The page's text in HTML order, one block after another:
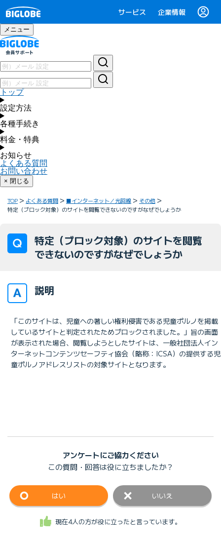
サービス 企業情報
メニュー
トップ
設定方法
各種手続き
料金・特典
お知らせ
よくある質問
お問い合わせ
× 閉じる
TOP よくある質問 ■インターネット／光回線
その他
特定（ブロック対象）のサイトを閲覧できないのですがなぜでしょうか
特定（ブロック対象）のサイトを閲覧
できないのですがなぜでしょうか
説明
「このサイトは、児童への著しい権利侵害である児童ポルノを掲載
しているサイトと判定されたためブロックされました。」旨の画面
が表示された場合、閲覧しようとしたサイトは、一般社団法人イン
ターネットコンテンツセーフティ協会（略称：ICSA）の提供する児
童ポルノアドレスリストの対象サイトとなります。
アンケートにご協力ください
この質問・回答は役に立ちましたか？
はい いいえ
現在4人の方が役に立ったと言っています。